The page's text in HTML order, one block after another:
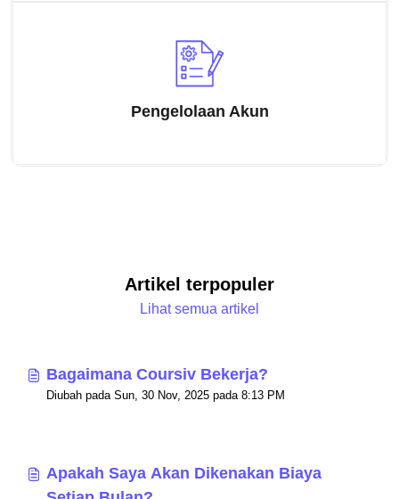
Pengelolaan Akun
Artikel terpopuler
Lihat semua artikel
Bagaimana Coursiv Bekerja?
Diubah pada Sun, 30 Nov, 2025 pada 8:13 PM
Apakah Saya Akan Dikenakan Biaya